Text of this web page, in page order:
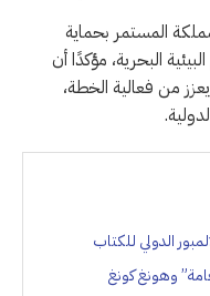
المستمر بحماية
البحرية، مؤكدًا أن
من فعالية الخطة،
الدولي للكتاب
وهونغ كونغ